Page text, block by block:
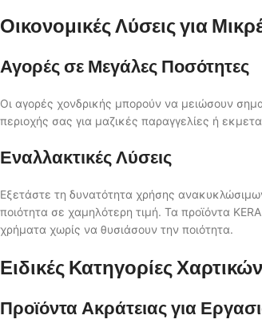
Οικονομικές Λύσεις για
Αγορές σε Μεγάλες Ποσότητες
Οι αγορές χονδρικής μπορούν να μειώσουν
περιοχής σας για μαζικές παραγγελίες ή
Εναλλακτικές Λύσεις
Εξετάστε τη δυνατότητα χρήσης
ποιότητα σε χαμηλότερη τιμή. Τα προϊόντα
χρήματα χωρίς να θυσιάσουν την ποιότητα.
Ειδικές Κατηγορίες
Προϊόντα Ακράτειας για